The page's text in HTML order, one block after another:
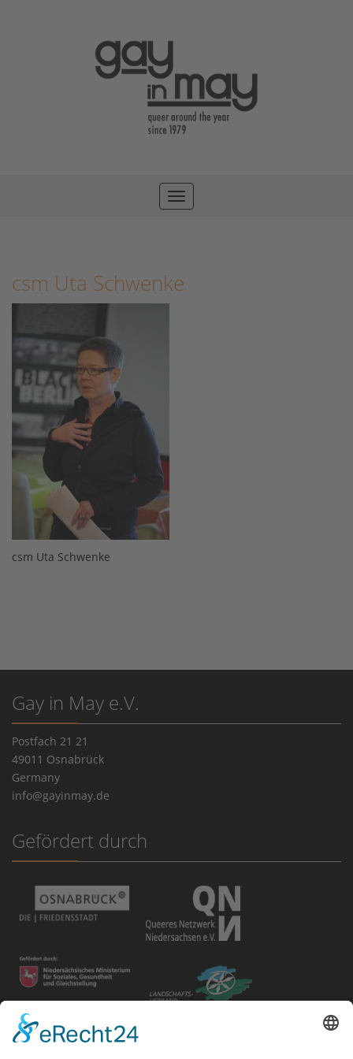
Toggle
csm Uta Schwenke
csm Uta Schwenke
Gay in May e.V.
Postfach 21 21
49011 Osnabrück
Germany
info@gayinmay.de
Gefördert durch